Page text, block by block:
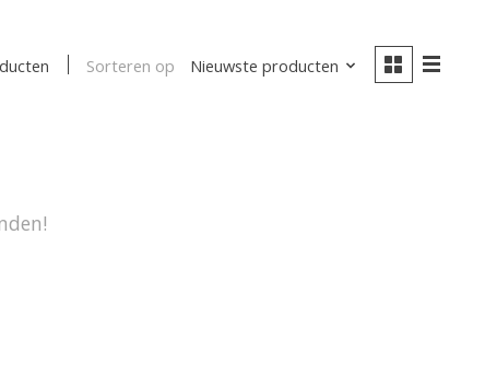
Sorteren op Nieuwste producten